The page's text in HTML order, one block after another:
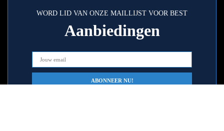
WORD LID VAN ONZE MAILLIJST VOOR BEST
Aanbiedingen